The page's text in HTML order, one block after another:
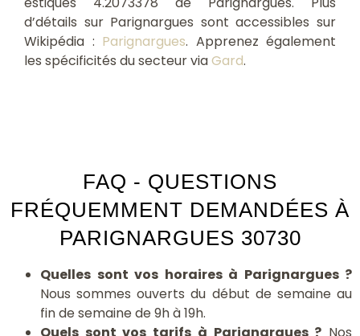
d’détails sur Parignargues sont accessibles sur
Wikipédia : Parignargues. Apprenez également
les spécificités du secteur viaGard.
FAQ - QUESTIONS
FRÉQUEMMENT DEMANDÉES À
PARIGNARGUES 30730
Quelles sont vos horaires à Parignargues ?
Nous sommes ouverts du début de semaine au
fin de semaine de 9h à 19h.
Quels sont vos tarifs à Parignargues ? Nos